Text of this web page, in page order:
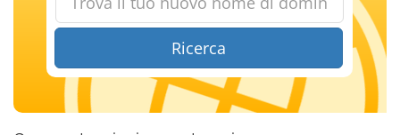
Ricerca